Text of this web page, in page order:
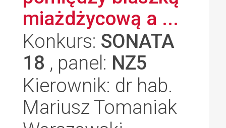
miażdżycową a ...
Konkurs: SONATA
18 , panel: NZ5
Kierownik: dr hab.
Mariusz Tomaniak